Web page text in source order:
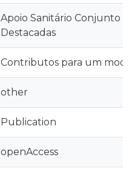
Apoio Sanitário Conjunto
Destacadas
Contributos para um
other
Publication
openAccess